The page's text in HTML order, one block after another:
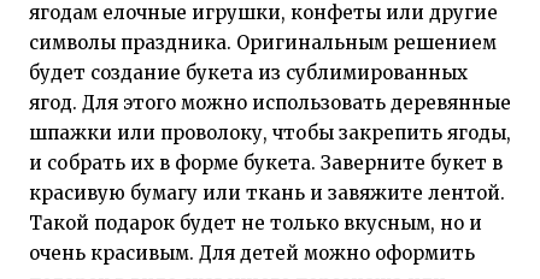
ягодам елочные игрушки, конфеты или другие
символы праздника. Оригинальным решением
будет создание букета из сублимированных
ягод. Для этого можно использовать деревянные
шпажки или проволоку, чтобы закрепить ягоды,
и собрать их в форме букета. Заверните букет в
красивую бумагу или ткань и завяжите лентой.
Такой подарок будет не только вкусным, но и
очень красивым. Для детей можно оформить